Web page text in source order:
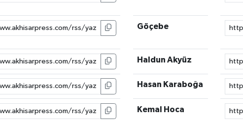
Göçebe
Haldun Akyüz
Hasan Karaboğa
Kemal Hoca